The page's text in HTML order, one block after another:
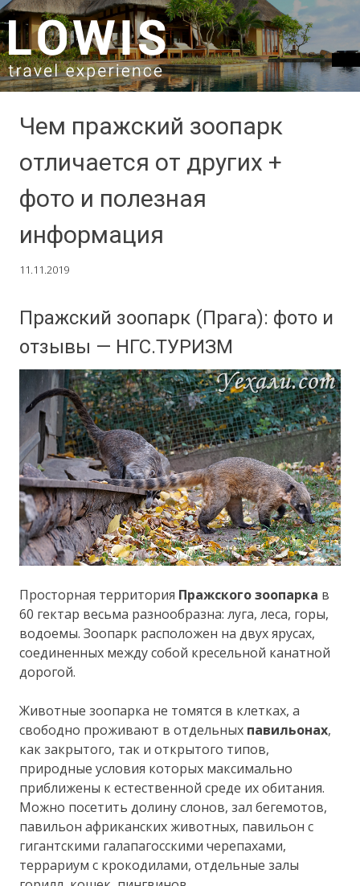
SKIP TO CONTENT
Чем пражский зоопарк
отличается от других +
фото и полезная
информация
11.11.2019
Пражский зоопарк (Прага): фото и
отзывы — НГС.ТУРИЗМ
Просторная территория Пражского зоопарка в
60 гектар весьма разнообразна: луга, леса, горы,
водоемы. Зоопарк расположен на двух ярусах,
соединенных между собой кресельной канатной
дорогой.
Животные зоопарка не томятся в клетках, а
свободно проживают в отдельных павильонах,
как закрытого, так и открытого типов,
природные условия которых максимально
приближены к естественной среде их обитания.
Можно посетить долину слонов, зал бегемотов,
павильон африканских животных, павильон с
гигантскими галапагосскими черепахами,
террариум с крокодилами, отдельные залы